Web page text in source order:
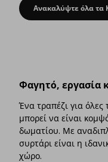
Ανακαλύψτε όλα τα
Φαγητό, εργασία
Ένα τραπέζι για όλες
μπορεί να είναι
δωματίου. Με
συρτάρι είναι η
χώρο.